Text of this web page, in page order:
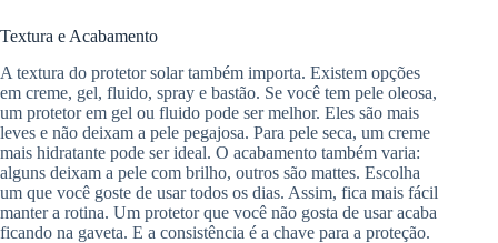
Textura e Acabamento
A textura do protetor solar também importa. Existem opções
em creme, gel, fluido, spray e bastão. Se você tem pele oleosa,
um protetor em gel ou fluido pode ser melhor. Eles são mais
leves e não deixam a pele pegajosa. Para pele seca, um creme
mais hidratante pode ser ideal. O acabamento também varia:
alguns deixam a pele com brilho, outros são mattes. Escolha
um que você goste de usar todos os dias. Assim, fica mais fácil
manter a rotina. Um protetor que você não gosta de usar acaba
ficando na gaveta. E a consistência é a chave para a proteção.